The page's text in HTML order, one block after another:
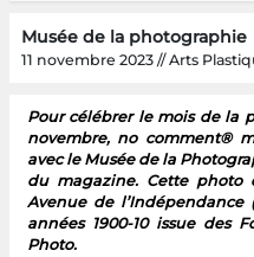
Musée de la photographie
11 novembre 2023 // Arts
Pour célébrer le mois de la
novembre, no comment®
avec le Musée de la
du magazine. Cette photo
Avenue de
années 1900-10 issue des
Photo.